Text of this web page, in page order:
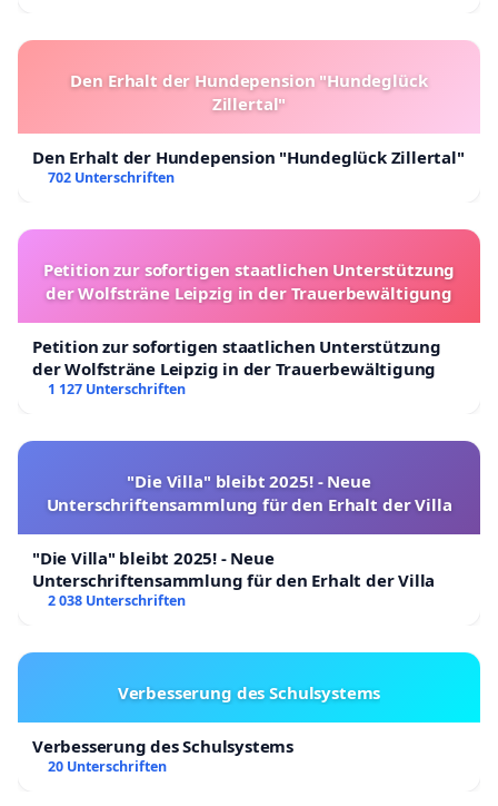
Den Erhalt der Hundepension "Hundeglück
Zillertal"
Den Erhalt der Hundepension "Hundeglück Zillertal"
702 Unterschriften
Petition zur sofortigen staatlichen Unterstützung
der Wolfsträne Leipzig in der Trauerbewältigung
Petition zur sofortigen staatlichen Unterstützung
der Wolfsträne Leipzig in der Trauerbewältigung
1 127 Unterschriften
"Die Villa" bleibt 2025! - Neue
Unterschriftensammlung für den Erhalt der Villa
"Die Villa" bleibt 2025! - Neue
Unterschriftensammlung für den Erhalt der Villa
2 038 Unterschriften
Verbesserung des Schulsystems
Verbesserung des Schulsystems
20 Unterschriften